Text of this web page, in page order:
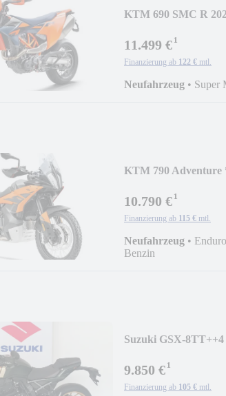
KTM 690 SMC R
11.499 €¹
Finanzierung ab 122 € mtl.
Neufahrzeug • Super
KTM 790 Adventure
10.790 €¹
Finanzierung ab 115 € mtl.
Neufahrzeug •
Benzin
Suzuki GSX-
9.850 €¹
Finanzierung ab 105 € mtl.